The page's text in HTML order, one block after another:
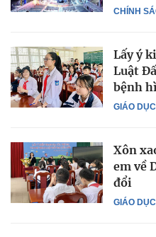
CHÍNH
GIÁO DỤC
Lấy ý
Luật
bệnh
GIÁO DỤC
Xôn
em về
đổi